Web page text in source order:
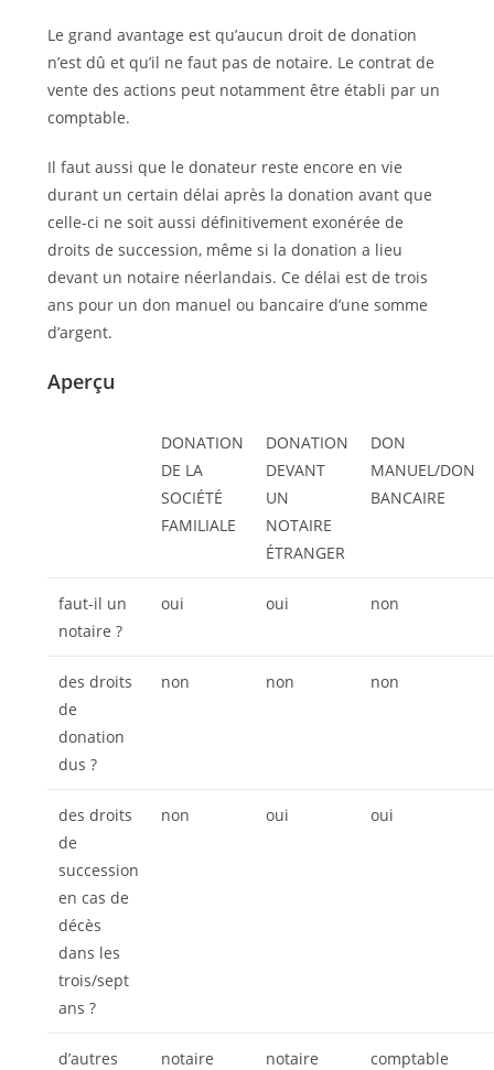
Le grand avantage est qu’aucun droit de donation
n’est dû et qu’il ne faut pas de notaire. Le contrat de
vente des actions peut notamment être établi par un
comptable.
Il faut aussi que le donateur reste encore en vie
durant un certain délai après la donation avant que
celle-ci ne soit aussi définitivement exonérée de
droits de succession, même si la donation a lieu
devant un notaire néerlandais. Ce délai est de trois
ans pour un don manuel ou bancaire d’une somme
d’argent.
Aperçu
DONATION
DE LA
SOCIÉTÉ
FAMILIALE
DONATION
DEVANT
UN
NOTAIRE
ÉTRANGER
DON
MANUEL/DON
BANCAIRE
faut-il un
notaire ?
oui oui non
des droits
de
donation
dus ?
non non non
des droits
de
succession
en cas de
décès
dans les
trois/sept
ans ?
non oui oui
d’autres
notaire notaire
comptable